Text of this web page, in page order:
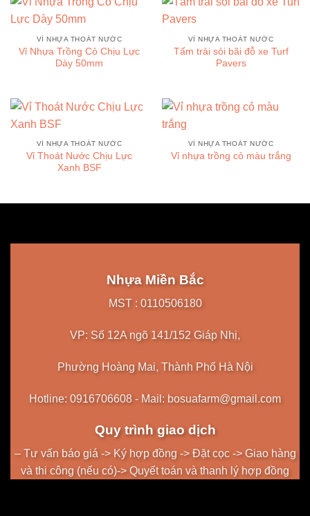
VỈ NHỰA THOÁT NƯỚC
Vỉ Nhựa Trồng Cỏ Chịu Lực
Dày 50mm
VỈ NHỰA THOÁT NƯỚC
Tấm trải sỏi bãi đỗ xe Turf
Pavers
VỈ NHỰA THOÁT NƯỚC
Vỉ Thoát Nước Chịu Lực
Xanh BSF
VỈ NHỰA THOÁT NƯỚC
Vỉ nhựa trồng cỏ màu trắng
Nhựa Miền Bắc
MST : 0110506180
VP: Số 12A ngõ 141/152 Giáp Nhị,
Phường Hoàng Mai, Thành Phố Hà Nội
Hotline: 0916706608 - Mail: bosuafarm@gmail.com
Quy trình giao dịch
– Tư vấn báo giá -> Ký hợp đồng -> Đặt cọc -> Giao hàng
và thi công (nếu có)-> Quyết toán và thanh lý hợp đồng